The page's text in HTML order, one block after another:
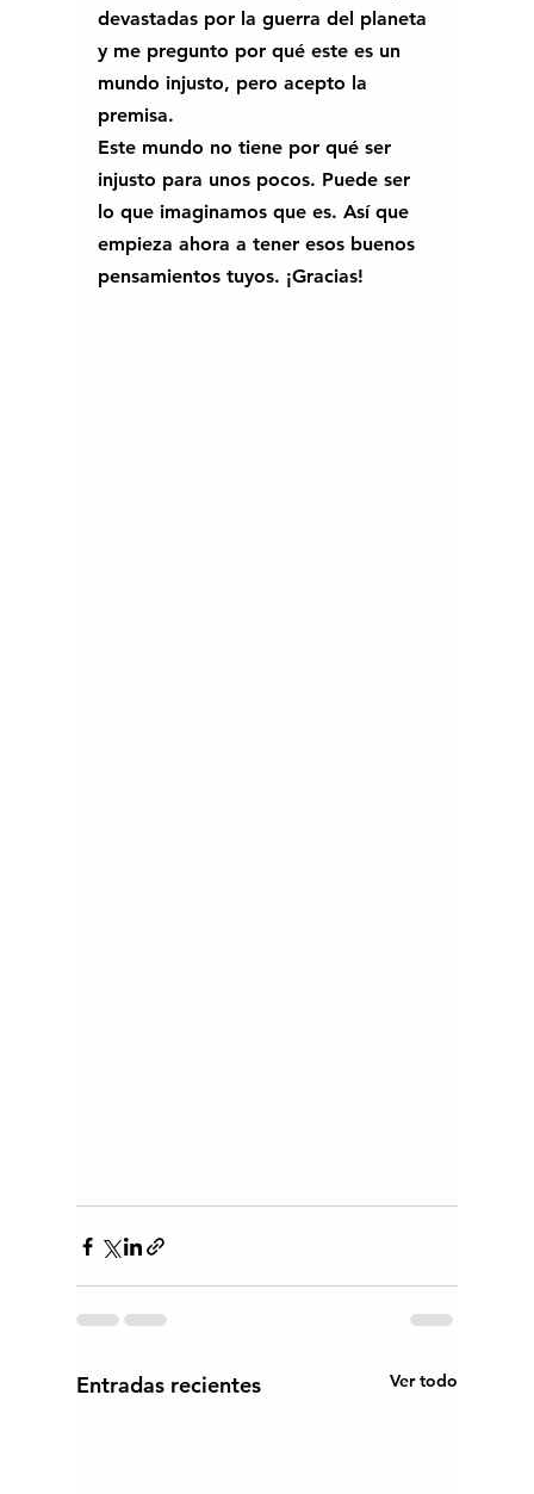
devastadas por la guerra del planeta
y me pregunto por qué este es un
mundo injusto, pero acepto la
premisa.
Este mundo no tiene por qué ser
injusto para unos pocos. Puede ser
lo que imaginamos que es. Así que
empieza ahora a tener esos buenos
pensamientos tuyos. ¡Gracias!
Entradas recientes Ver todo